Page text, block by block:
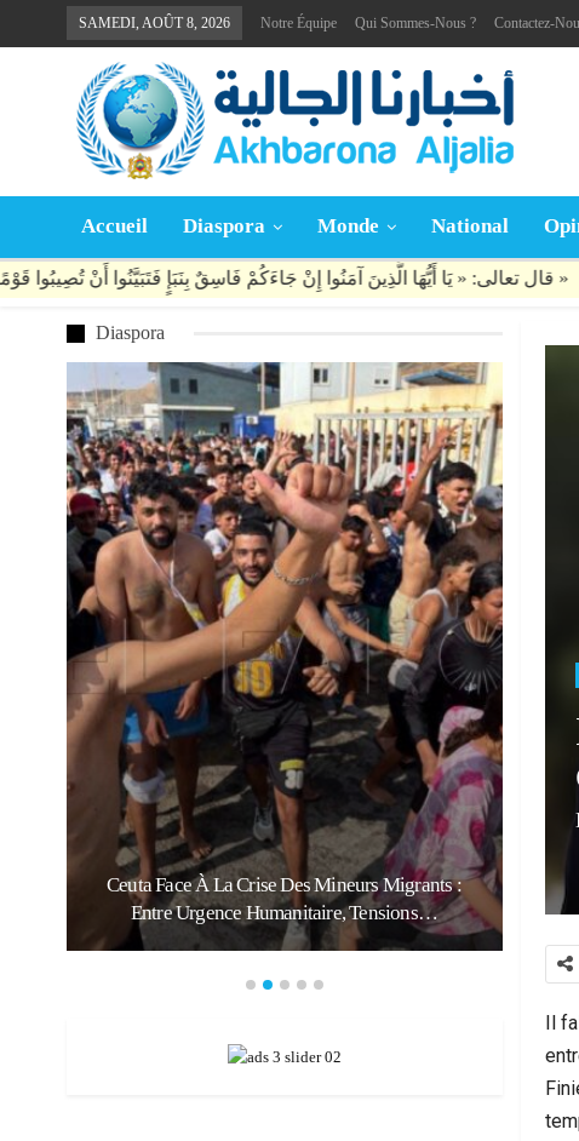
SAMEDI, AOÛT 8, 2026 Notre Équipe Qui Sommes-Nous ? Contactez-
Accueil Diaspora Monde National
Il
Diaspora
Ceuta Face À La Crise Des Mineurs Migrants :
Entre Urgence Humanitaire, Tensions…